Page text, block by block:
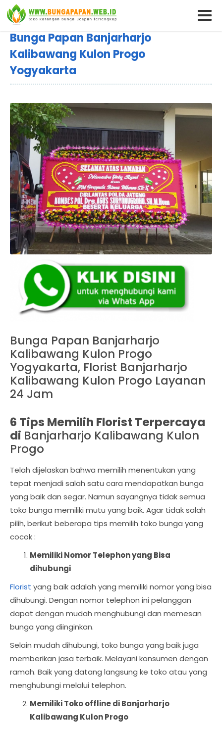
Bunga Papan Banjarharjo
Kalibawang Kulon Progo
Yogyakarta
Bunga Papan Banjarharjo
Kalibawang Kulon Progo
Yogyakarta, Florist Banjarharjo
Kalibawang Kulon Progo Layanan
24 Jam
6 Tips Memilih Florist Terpercaya
di Banjarharjo Kalibawang Kulon
Progo
Telah dijelaskan bahwa memilih menentukan yang
tepat menjadi salah satu cara mendapatkan bunga
yang baik dan segar. Namun sayangnya tidak semua
toko bunga memiliki mutu yang baik. Agar tidak salah
pilih, berikut beberapa tips memilih toko bunga yang
cocok :
Memiliki Nomor Telephon yang Bisa
dihubungi
Florist yang baik adalah yang memiliki nomor yang bisa
dihubungi. Dengan nomor telephon ini pelanggan
dapat dengan mudah menghubungi dan memesan
bunga yang diinginkan.
Selain mudah dihubungi, toko bunga yang baik juga
memberikan jasa terbaik. Melayani konsumen dengan
ramah. Baik yang datang langsung ke toko atau yang
menghubungi melalui telephon.
Memiliki Toko offline di Banjarharjo
Kalibawang Kulon Progo